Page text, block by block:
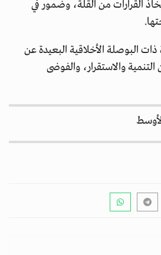
القرارات من القلة، وضمور في
ذات البوصلة الأخلاقية البعيدة عن
التنمية والاستقرار، والفوضى